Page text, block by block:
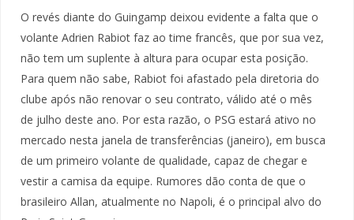
O revés diante do Guingamp deixou evidente a falta que o
volante Adrien Rabiot faz ao time francês, que por sua vez,
não tem um suplente à altura para ocupar esta posição.
Para quem não sabe, Rabiot foi afastado pela diretoria do
clube após não renovar o seu contrato, válido até o mês
de julho deste ano. Por esta razão, o PSG estará ativo no
mercado nesta janela de transferências (janeiro), em busca
de um primeiro volante de qualidade, capaz de chegar e
vestir a camisa da equipe. Rumores dão conta de que o
brasileiro Allan, atualmente no Napoli, é o principal alvo do